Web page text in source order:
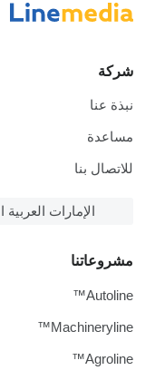
شركة
نبذة عنا
مساعدة
للاتصال بنا
الإمارات العربية
مشروعاتنا
Autoline™
Machineryline™
Agroline™